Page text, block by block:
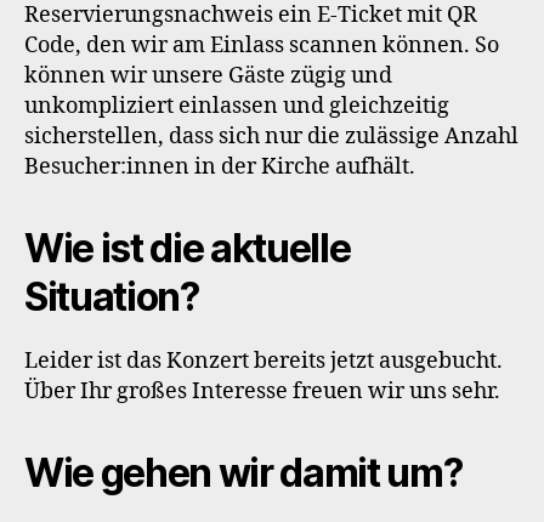
Reservierungsnachweis ein E-Ticket mit QR
Code, den wir am Einlass scannen können. So
können wir unsere Gäste zügig und
unkompliziert einlassen und gleichzeitig
sicherstellen, dass sich nur die zulässige Anzahl
Besucher:innen in der Kirche aufhält.
Wie ist die aktuelle
Situation?
Leider ist das Konzert bereits jetzt ausgebucht.
Über Ihr großes Interesse freuen wir uns sehr.
Wie gehen wir damit um?